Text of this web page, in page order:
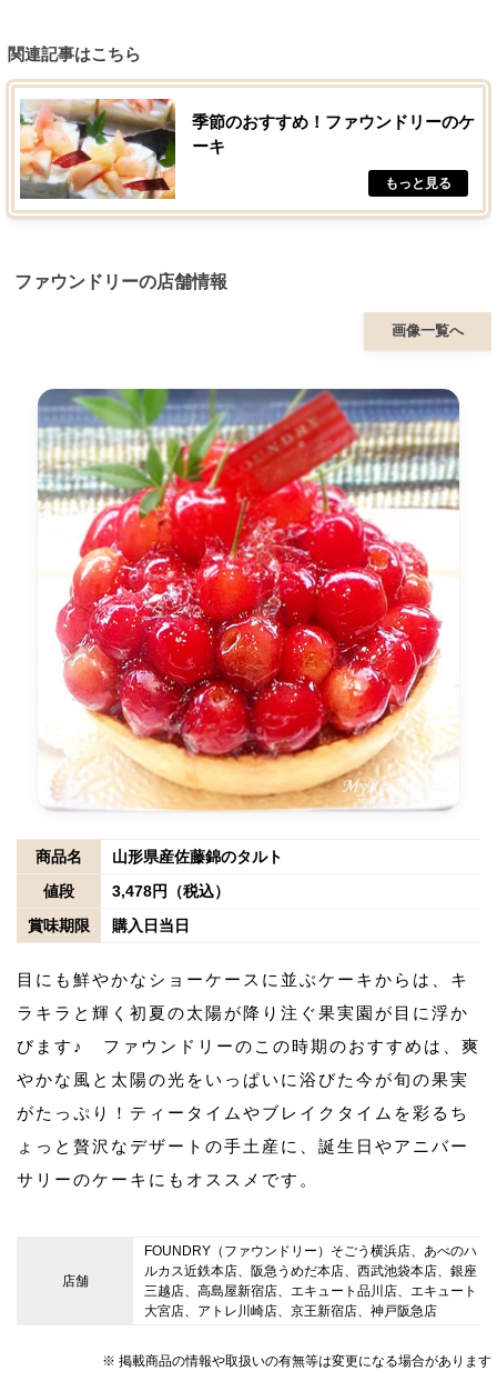
関連記事はこちら
季節のおすすめ！ファウンドリーのケ
ーキ
ファウンドリーの店舗情報
画像一覧へ
商品名
山形県産佐藤錦のタルト
値段
3,478円（税込）
賞味期限
購入日当日
目にも鮮やかなショーケースに並ぶケーキからは、キ
ラキラと輝く初夏の太陽が降り注ぐ果実園が目に浮か
びます♪ ファウンドリーのこの時期のおすすめは、爽
やかな風と太陽の光をいっぱいに浴びた今が旬の果実
がたっぷり！ティータイムやブレイクタイムを彩るち
ょっと贅沢なデザートの手土産に、誕生日やアニバー
サリーのケーキにもオススメです。
店舗
FOUNDRY（ファウンドリー）そごう横浜店、あべのハ
ルカス近鉄本店、阪急うめだ本店、西武池袋本店、銀座
三越店、高島屋新宿店、エキュート品川店、エキュート
大宮店、アトレ川崎店、京王新宿店、神戸阪急店
※ 掲載商品の情報や取扱いの有無等は変更になる場合があります